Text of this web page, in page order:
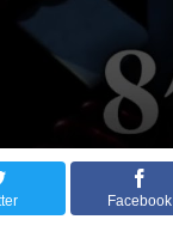
Facebook